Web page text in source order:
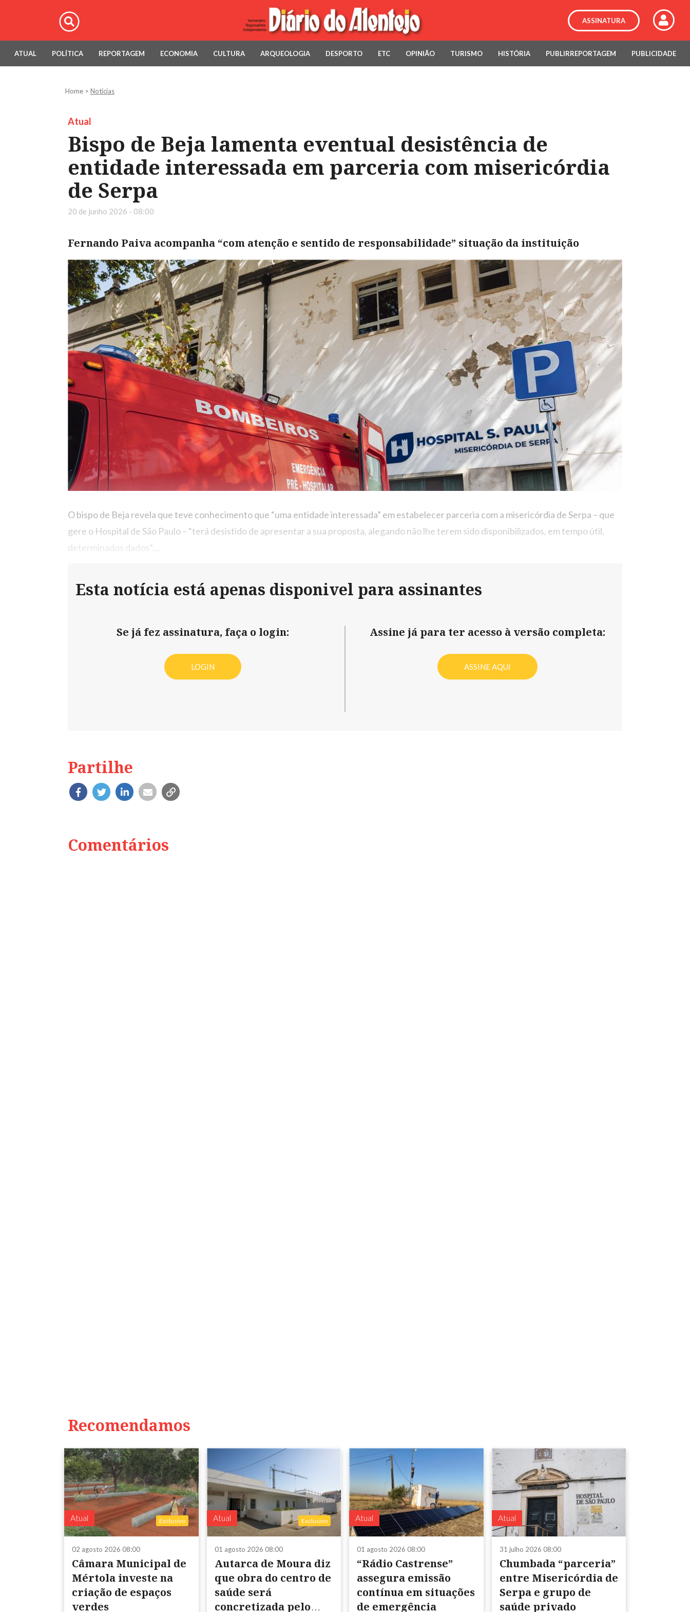
ASSINATURA
ATUAL POLÍTICA REPORTAGEM ECONOMIA CULTURA ARQUEOLOGIA DESPORTO ETC OPINIÃO TURISMO HISTÓRIA PUBLIRREPORTAGEM PUBLICIDADE
Home > Notícias
Atual
Bispo de Beja lamenta eventual desistência de
entidade interessada em parceria com misericórdia
de Serpa
20 de junho 2026 - 08:00
Fernando Paiva acompanha “com atenção e sentido de responsabilidade” situação da instituição
O bispo de Beja revela que teve conhecimento que “uma entidade interessada” em estabelecer parceria com a misericórdia de Serpa – que
gere o Hospital de São Paulo – “terá desistido de apresentar a sua proposta, alegando não lhe terem sido disponibilizados, em tempo útil,
determinados dados”....
Esta notícia está apenas disponivel para assinantes
Se já fez assinatura, faça o login:
LOGIN
Assine já para ter acesso à versão completa:
ASSINE AQUI
Partilhe
Comentários
Recomendamos
Atual Exclusivo
02 agosto 2026 08:00
Câmara Municipal de
Mértola investe na
criação de espaços
verdes
Atual Exclusivo
01 agosto 2026 08:00
Autarca de Moura diz
que obra do centro de
saúde será
concretizada pelo
Atual
01 agosto 2026 08:00
“Rádio Castrense”
assegura emissão
contínua em situações
de emergência
Atual
31 julho 2026 08:00
Chumbada “parceria”
entre Misericórdia de
Serpa e grupo de
saúde privado